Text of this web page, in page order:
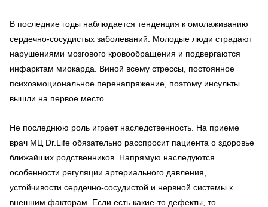
В последние годы наблюдается тенденция к омолаживанию
сердечно-сосудистых заболеваний. Молодые люди страдают
нарушениями мозгового кровообращения и подвергаются
инфарктам миокарда. Виной всему стрессы, постоянное
психоэмоциональное перенапряжение, поэтому инсульты
вышли на первое место.
Не последнюю роль играет наследственность. На приеме
врач МЦ Dr.Life обязательно расспросит пациента о здоровье
ближайших родственников. Напрямую наследуются
особенности регуляции артериального давления,
устойчивости сердечно-сосудистой и нервной системы к
внешним факторам. Если есть какие-то дефекты, то